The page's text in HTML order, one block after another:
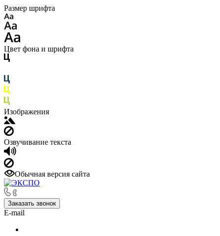
Размер шрифта
Цвет фона и шрифта
Изображения
Озвучивание текста
Обычная версия сайта
Заказать звонок
E-mail